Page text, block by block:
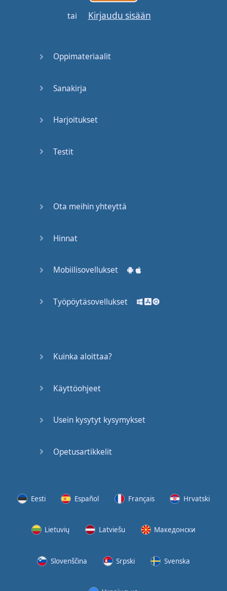
What the
tai Kirjaudu sisään
Oppimateriaalit
Sanakirja
Harjoitukset
Testit
Ota meihin yhteyttä
Hinnat
Mobiilisovellukset
Työpöytäsovellukset
Kuinka aloittaa?
Käyttöohjeet
Usein kysytyt kysymykset
Opetusartikkelit
Eesti Español Français Hrvatski
Lietuvių Latviešu Македонски
Slovenščina Srpski Svenska